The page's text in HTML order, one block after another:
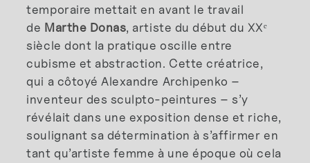
temporaire mettait en avant le travail
de Marthe Donas, artiste du début du XXᵉ
siècle dont la pratique oscille entre
cubisme et abstraction. Cette créatrice,
qui a côtoyé Alexandre Archipenko –
inventeur des sculpto-peintures – s’y
révélait dans une exposition dense et riche,
soulignant sa détermination à s’affirmer en
tant qu’artiste femme à une époque où cela